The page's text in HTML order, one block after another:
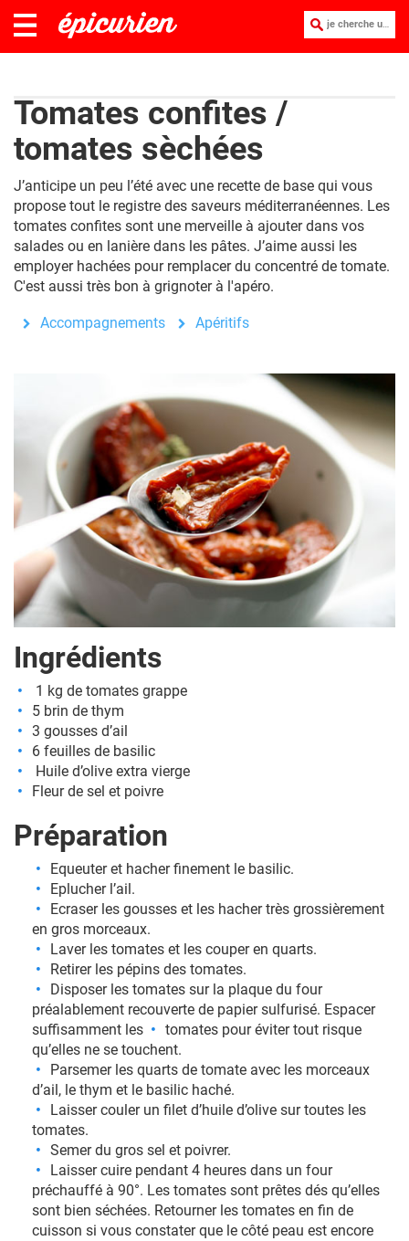
je cherche une recette :
Tomates confites /
tomates sèchées
J’anticipe un peu l’été avec une recette de base qui vous
propose tout le registre des saveurs méditerranéennes. Les
tomates confites sont une merveille à ajouter dans vos
salades ou en lanière dans les pâtes. J’aime aussi les
employer hachées pour remplacer du concentré de tomate.
C'est aussi très bon à grignoter à l'apéro.
Accompagnements Apéritifs
Ingrédients
1 kg de tomates grappe
5 brin de thym
3 gousses d’ail
6 feuilles de basilic
Huile d’olive extra vierge
Fleur de sel et poivre
Préparation
Equeuter et hacher finement le basilic.
Eplucher l’ail.
Ecraser les gousses et les hacher très grossièrement
en gros morceaux.
Laver les tomates et les couper en quarts.
Retirer les pépins des tomates.
Disposer les tomates sur la plaque du four
préalablement recouverte de papier sulfurisé. Espacer
suffisamment les
tomates pour éviter tout risque
qu’elles ne se touchent.
Parsemer les quarts de tomate avec les morceaux
d’ail, le thym et le basilic haché.
Laisser couler un filet d’huile d’olive sur toutes les
tomates.
Semer du gros sel et poivrer.
Laisser cuire pendant 4 heures dans un four
préchauffé à 90°. Les tomates sont prêtes dés qu’elles
sont bien séchées. Retourner les tomates en fin de
cuisson si vous constater que le côté peau est encore